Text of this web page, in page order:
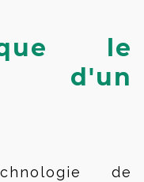
le
d'un
de